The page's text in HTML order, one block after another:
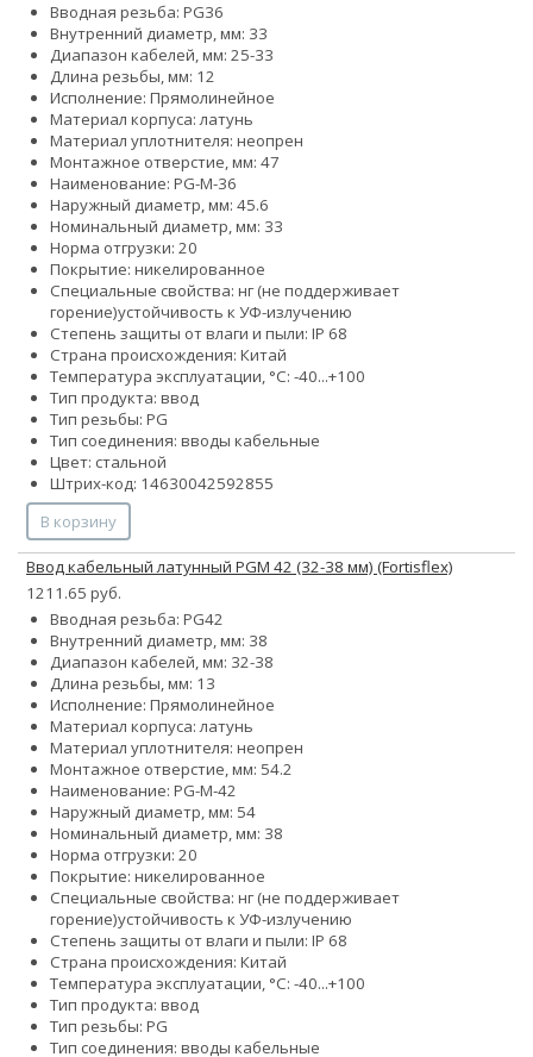
Вводная резьба: PG36
Внутренний диаметр, мм: 33
Диапазон кабелей, мм: 25-33
Длина резьбы, мм: 12
Исполнение: Прямолинейное
Материал корпуса: латунь
Материал уплотнителя: неопрен
Монтажное отверстие, мм: 47
Наименование: PG-M-36
Наружный диаметр, мм: 45.6
Номинальный диаметр, мм: 33
Норма отгрузки: 20
Покрытие: никелированное
Специальные свойства: нг (не поддерживает
горение)устойчивость к УФ-излучению
Степень защиты от влаги и пыли: IP 68
Страна происхождения: Китай
Температура эксплуатации, °С: -40...+100
Тип продукта: ввод
Тип резьбы: PG
Тип соединения: вводы кабельные
Цвет: стальной
Штрих-код: 14630042592855
В корзину
Ввод кабельный латунный PGM 42 (32-38 мм) (Fortisflex)
1211.65 руб.
Вводная резьба: PG42
Внутренний диаметр, мм: 38
Диапазон кабелей, мм: 32-38
Длина резьбы, мм: 13
Исполнение: Прямолинейное
Материал корпуса: латунь
Материал уплотнителя: неопрен
Монтажное отверстие, мм: 54.2
Наименование: PG-M-42
Наружный диаметр, мм: 54
Номинальный диаметр, мм: 38
Норма отгрузки: 20
Покрытие: никелированное
Специальные свойства: нг (не поддерживает
горение)устойчивость к УФ-излучению
Степень защиты от влаги и пыли: IP 68
Страна происхождения: Китай
Температура эксплуатации, °С: -40...+100
Тип продукта: ввод
Тип резьбы: PG
Тип соединения: вводы кабельные